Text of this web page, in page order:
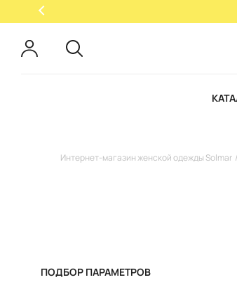
Интернет-магазин женской одежды Solmar
ПОДБОР ПАРАМЕТРОВ